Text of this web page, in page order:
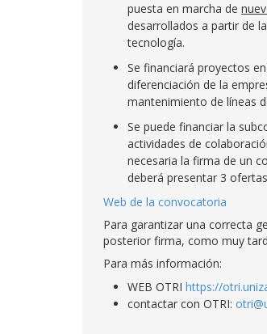
puesta en marcha de
desarrollados a partir de
tecnología.
Se financiará proyectos
diferenciación de la
mantenimiento de líneas
Se puede financiar la
actividades de
necesaria la firma de un
deberá presentar 3
Web de la convocatoria
Para garantizar una correcta
posterior firma, como muy
Para más información:
WEB OTRI https://
contactar con OTRI: